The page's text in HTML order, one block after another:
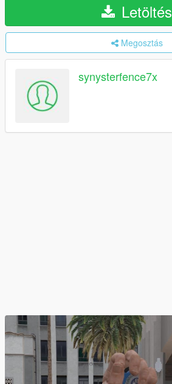
Letöltés
Megosztás
synysterfence7x